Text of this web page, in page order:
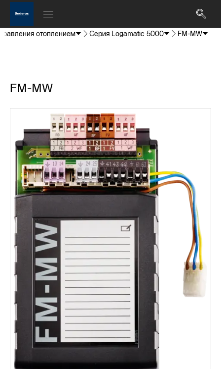
отоплением Серия Logamatic 5000 FM-MW
FM-MW